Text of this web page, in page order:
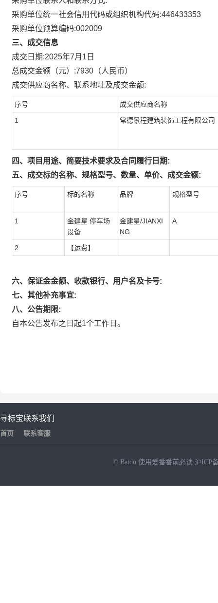
采购单位统一社会信用代码或组织机构代码:446433353
采购单位预算编码:002009
三、成交信息
成交日期:2025年7月1日
总成交金额（元）:7930 （人民币）
成交供应商名称、联系地址及成交金额:
序号 成交供应商名称
1 常德景程建筑装饰工程有限公司
四、项目用途、简要技术要求及合同履行日期:
五、成交标的名称、规格型号、数量、单价、成交金额:
序号 标的名称 品牌 规格型号
1
金建星 停车场
设备
金建星/JIANXI
NG
A
2 【运费】
六、保证金金额、收款银行、用户名及卡号:
七、其他补充事宜:
八、公告期限:
自本公告发布之日起1个工作日。
寻标宝
首页
联系我们
联系客服
© Baidu 使用爱番番前必读 沪ICP